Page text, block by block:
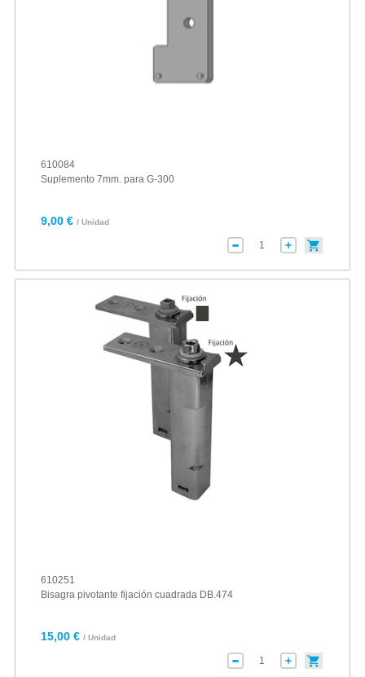
610084
Suplemento 7mm. para G-300
9,00 € / Unidad
610251
Bisagra pivotante fijación cuadrada DB.474
15,00 € / Unidad